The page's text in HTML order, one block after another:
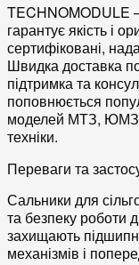
TECHNOMODULE
гарантуєякість і
сертифіковані,
Швидка доставка по
підтримка та
поповнюється
моделей МТЗ, ЮМЗ
техніки.
Переваги та
Сальники для
та безпеку роботи
захищають
механізмів і